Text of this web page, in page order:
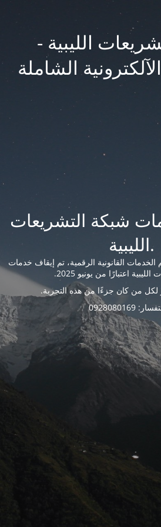
الليبية -
الشاملة
شبكة التشريعات
الليبية.
القانونية الرقمية، تم إيقاف خدمات
اعتبارًا من يونيو 2025.
لكل من كان جزءًا من هذه التجربة.
0928080169